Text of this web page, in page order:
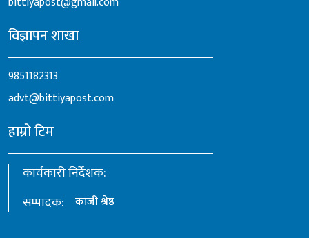
विज्ञापन शाखा
9851182313
advt@bittiyapost.com
हाम्रो टिम
कार्यकारी निर्देशक:
सम्पादक:
काजी श्रेष्ठ